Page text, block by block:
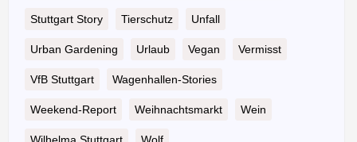
Stuttgart Story Tierschutz Unfall
Urban Gardening Urlaub Vegan Vermisst
VfB Stuttgart Wagenhallen-Stories
Weekend-Report Weihnachtsmarkt Wein
Wilhelma Stuttgart Wolf